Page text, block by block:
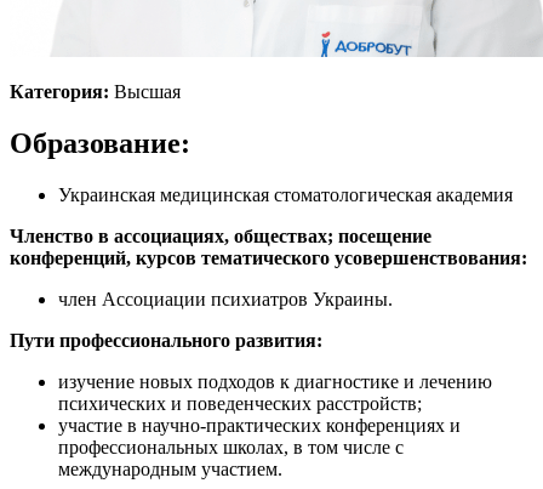
Категория: Высшая
Образование:
Украинская медицинская стоматологическая академия
Членство в ассоциациях, обществах; посещение
конференций, курсов тематического усовершенствования:
член Ассоциации психиатров Украины.
Пути профессионального развития:
изучение новых подходов к диагностике и лечению
психических и поведенческих расстройств;
участие в научно-практических конференциях и
профессиональных школах, в том числе с
международным участием.